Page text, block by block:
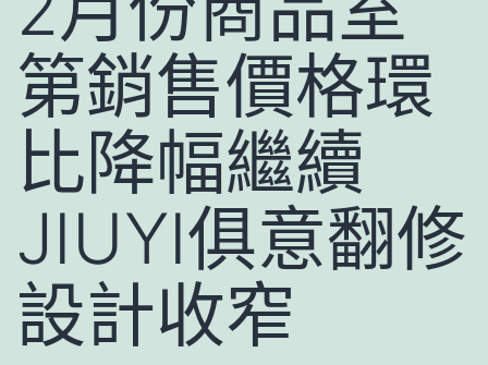
第銷售價格環
比降幅繼續
JIUYI俱意翻修
設計收窄